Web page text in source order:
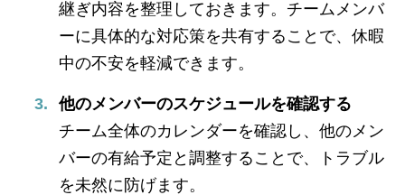
継ぎ内容を整理しておきます。チームメンバ
ーに具体的な対応策を共有することで、休暇
中の不安を軽減できます。
他のメンバーのスケジュールを確認する
チーム全体のカレンダーを確認し、他のメン
バーの有給予定と調整することで、トラブル
を未然に防げます。